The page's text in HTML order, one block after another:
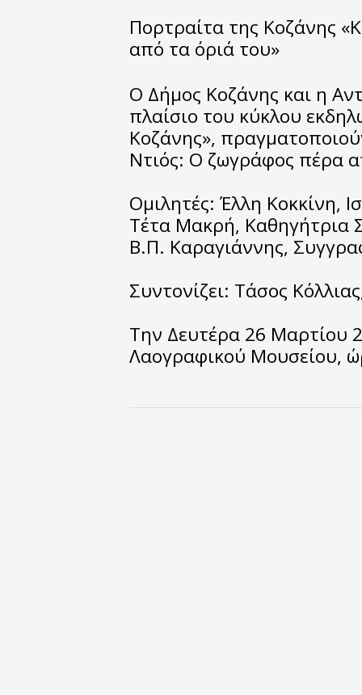
Πορτραίτα της Κοζάνης
από τα όριά του»
Ο Δήμος Κοζάνης και η
πλαίσιο του κύκλου
Κοζάνης»,
Ντιός: Ο ζωγράφος πέρα
Ομιλητές: Έλλη Κοκκίνη,
Τέτα Μακρή, Καθηγήτρια
Β.Π. Καραγιάννης,
Συντονίζει: Τάσος
Την Δευτέρα 26 Μαρτίου
Λαογραφικού Μουσείου,